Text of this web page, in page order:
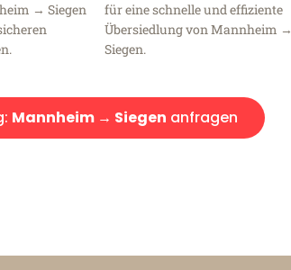
→ Siegen
für eine schnelle und effiziente
Übersiedlung von Mannheim →
Siegen.
Mannheim → Siegen anfragen